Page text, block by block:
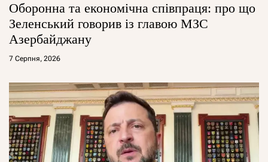
Оборонна та економічна співпраця: про що
Зеленський говорив із главою МЗС
Азербайджану
7 Серпня, 2026